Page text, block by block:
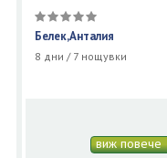
Белек,Анталия
8 дни / 7 нощувки
виж повече